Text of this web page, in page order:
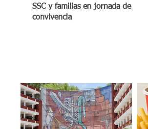
SSC y familias en jornada de
convivencia